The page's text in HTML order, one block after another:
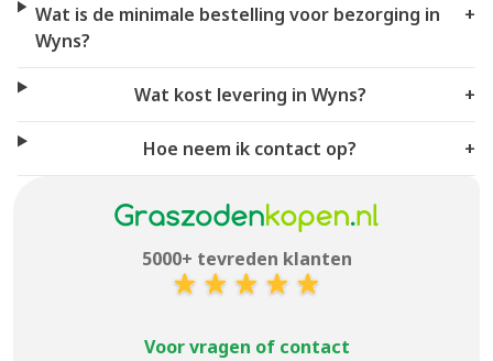
Wat is de minimale bestelling voor bezorging in
Wyns?
+
Wat kost levering in Wyns? +
Hoe neem ik contact op? +
5000+ tevreden klanten
Voor vragen of contact